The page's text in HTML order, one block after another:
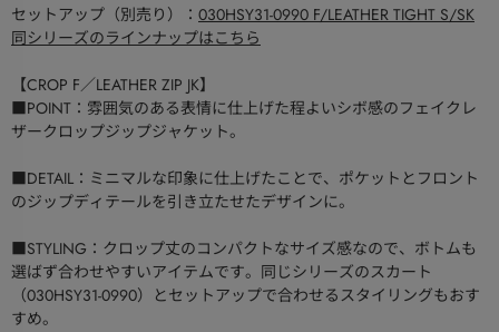
セットアップ（別売り）： 030HSY31-0990 F/LEATHER TIGHT S/SK
同シリーズのラインナップはこちら
【CROP F／LEATHER ZIP JK】
■POINT：雰囲気のある表情に仕上げた程よいシボ感のフェイクレ
ザークロップジップジャケット。
■DETAIL：ミニマルな印象に仕上げたことで、ポケットとフロント
のジップディテールを引き立たせたデザインに。
■STYLING：クロップ丈のコンパクトなサイズ感なので、ボトムも
選ばず合わせやすいアイテムです。同じシリーズのスカート
（030HSY31-0990）とセットアップで合わせるスタイリングもおす
すめ。